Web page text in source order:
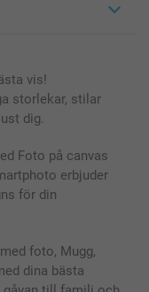
vis!
storlekar, stilar
dig.
Foto på canvas
erbjuder
för din
foto, Mugg,
dina bästa